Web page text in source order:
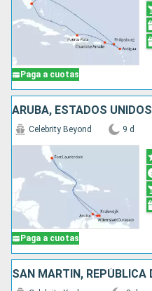
Paga a cuotas
ARUBA, ESTADOS UNIDOS
Paga a cuotas
Celebrity Beyond 9 d